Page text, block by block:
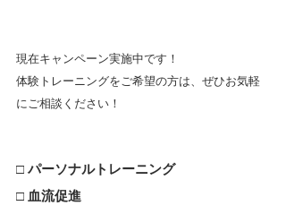
現在キャンペーン実施中です！
体験トレーニングをご希望の方は、ぜひお気軽
にご相談ください！
□ パーソナルトレーニング
□ 血流促進